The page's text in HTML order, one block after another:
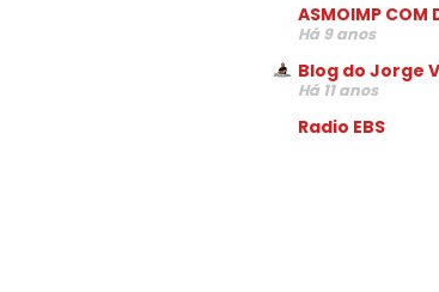
ASMOIMP COM
Há 9 anos
Blog do Jorge
Há 11 anos
Radio EBS